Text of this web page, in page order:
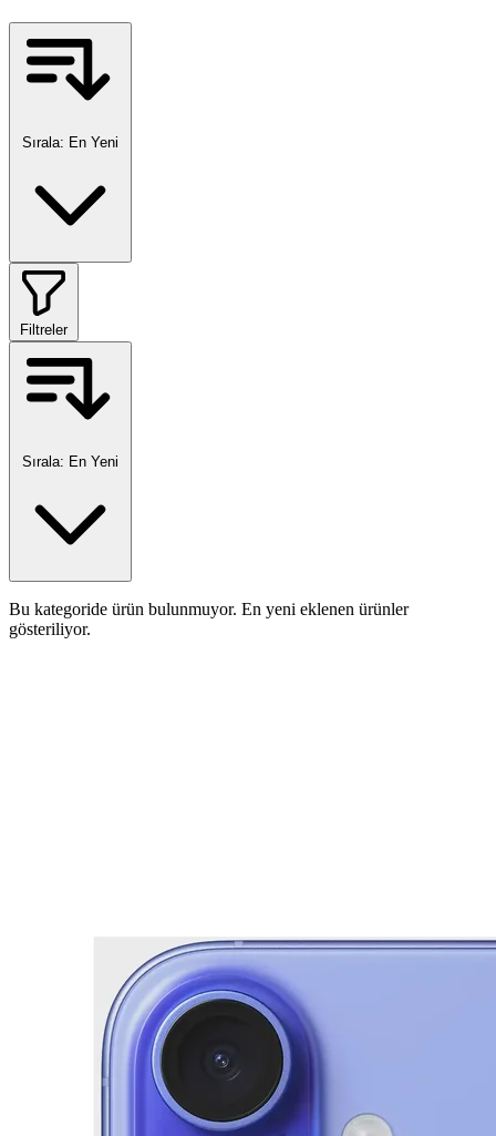
Sırala: En Yeni
Filtreler
Sırala: En Yeni
Bu kategoride ürün bulunmuyor. En yeni eklenen ürünler
gösteriliyor.